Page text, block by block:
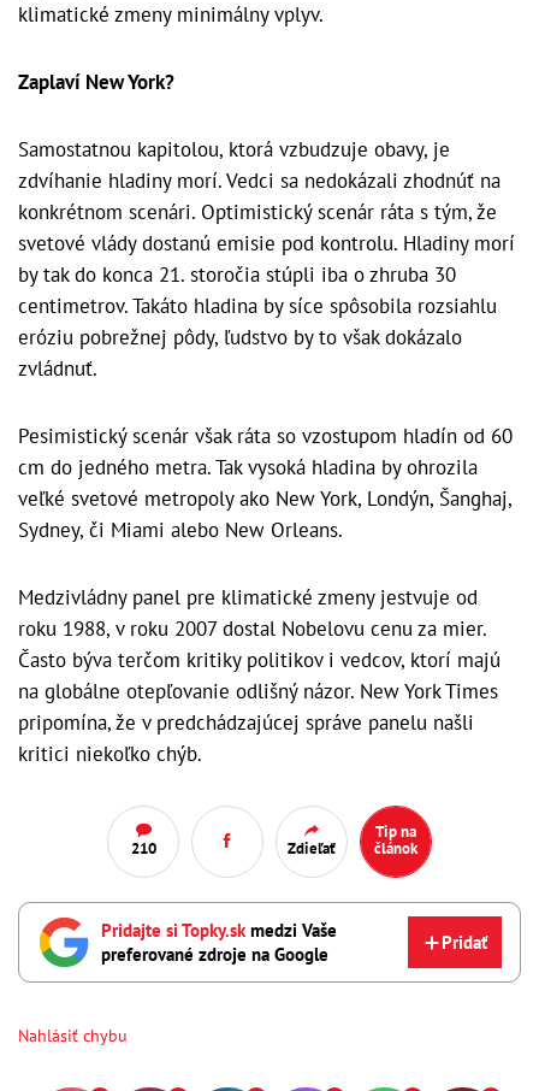
klimatické zmeny minimálny vplyv.
Zaplaví New York?
Samostatnou kapitolou, ktorá vzbudzuje obavy, je
zdvíhanie hladiny morí. Vedci sa nedokázali zhodnúť na
konkrétnom scenári. Optimistický scenár ráta s tým, že
svetové vlády dostanú emisie pod kontrolu. Hladiny morí
by tak do konca 21. storočia stúpli iba o zhruba 30
centimetrov. Takáto hladina by síce spôsobila rozsiahlu
eróziu pobrežnej pôdy, ľudstvo by to však dokázalo
zvládnuť.
Pesimistický scenár však ráta so vzostupom hladín od 60
cm do jedného metra. Tak vysoká hladina by ohrozila
veľké svetové metropoly ako New York, Londýn, Šanghaj,
Sydney, či Miami alebo New Orleans.
Medzivládny panel pre klimatické zmeny jestvuje od
roku 1988, v roku 2007 dostal Nobelovu cenu za mier.
Často býva terčom kritiky politikov i vedcov, ktorí majú
na globálne otepľovanie odlišný názor. New York Times
pripomína, že v predchádzajúcej správe panelu našli
kritici niekoľko chýb.
210 Zdieľať
Tip na
článok
Pridajte si Topky.sk medzi Vaše
preferované zdroje na Google
Pridať
Nahlásiť chybu